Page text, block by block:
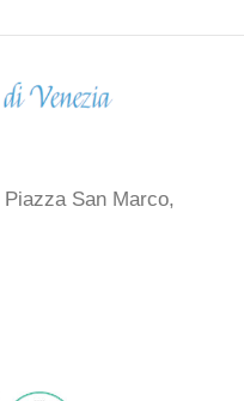
Piazza San Marco,